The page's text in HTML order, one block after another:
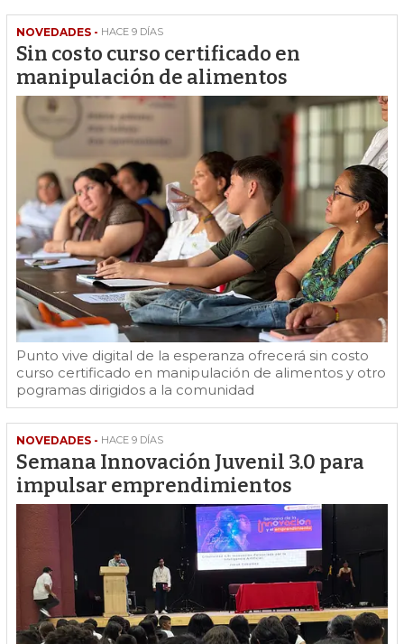
NOVEDADES - HACE 9 DÍAS
Sin costo curso certificado en
manipulación de alimentos
Punto vive digital de la esperanza ofrecerá sin costo
curso certificado en manipulación de alimentos y otro
pogramas dirigidos a la comunidad
NOVEDADES - HACE 9 DÍAS
Semana Innovación Juvenil 3.0 para
impulsar emprendimientos